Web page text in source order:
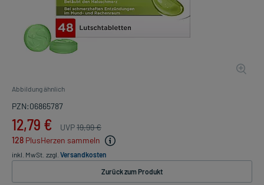
Abbildung ähnlich
PZN:06865787
12,79 € UVP19,99 €
128 PlusHerzen sammeln
inkl. MwSt. zzgl. Versandkosten
Zurück zum Produkt